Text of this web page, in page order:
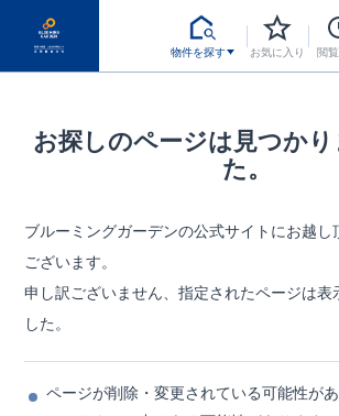
物件を探す お気に入り 閲
お探しのページは見つか
た。
ブルーミングガーデンの公式サイトにお越し
ございます。
申し訳ございません、指定されたページは表
した。
ページが削除・変更されている可能性があ